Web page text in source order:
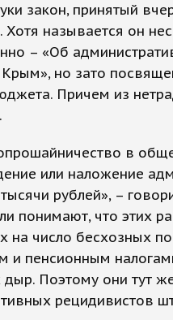
закон, принятый
Хотя называется он
– «Об
Крым», но зато
Причем из
в
или наложение
рублей», –
понимают, что этих
на число бесхозных
и пенсионным
Поэтому они тут
рецидивистов